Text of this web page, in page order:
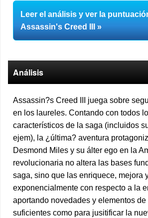
Leer el análisis y ver la
Assassin's Creed III
Análisis
Assassin?s Creed III juega sobre
en los laureles. Contando con todos
característicos de la saga (incluidos
ejem), la ¿última? aventura
Desmond Miles y su álter ego en la
revolucionaria no altera las bases
saga, sino que las enriquece, mejora
exponencialmente con respecto a la
aportando novedades y elementos
suficientes como para jusitificar la